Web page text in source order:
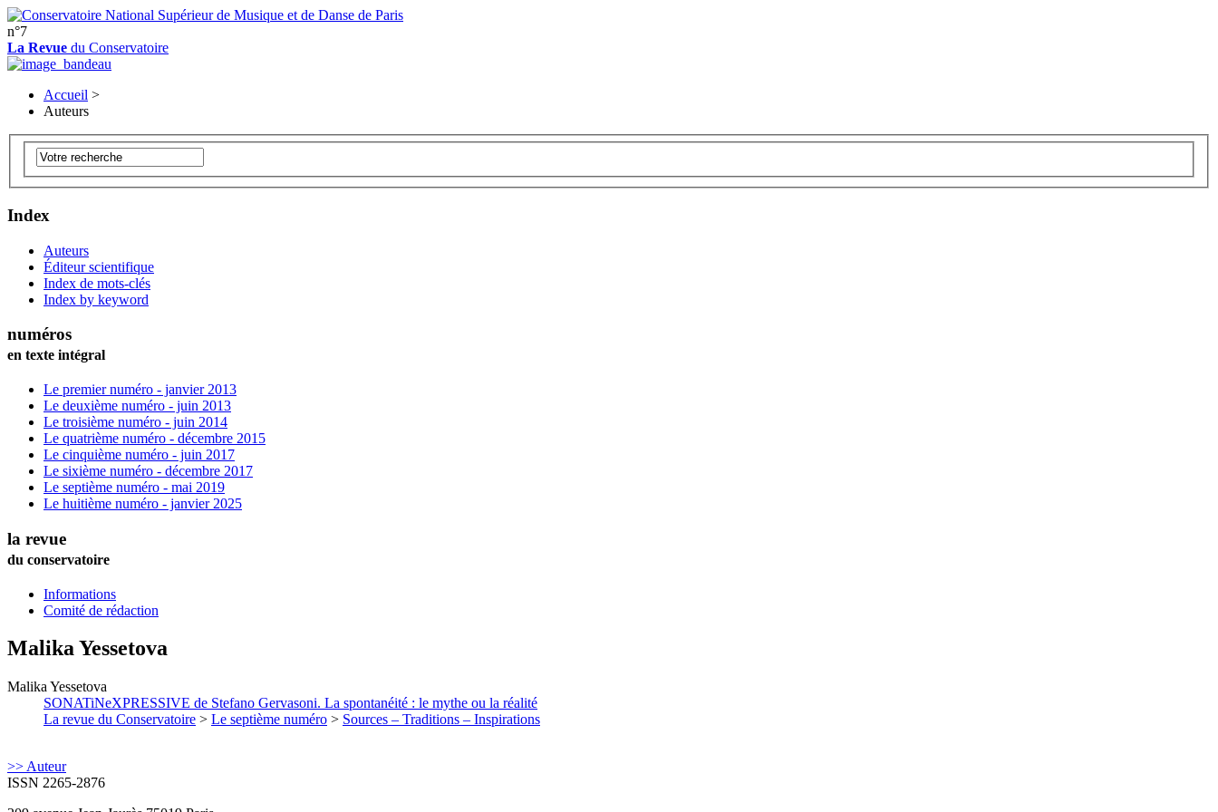
n°7
La Revue du Conservatoire
Accueil >
Auteurs
Index
Auteurs
Éditeur scientifique
Index de mots-clés
Index by keyword
numéros
en texte intégral
Le premier numéro - janvier 2013
Le deuxième numéro - juin 2013
Le troisième numéro - juin 2014
Le quatrième numéro - décembre 2015
Le cinquième numéro - juin 2017
Le sixième numéro - décembre 2017
Le septième numéro - mai 2019
Le huitième numéro - janvier 2025
la revue
du conservatoire
Informations
Comité de rédaction
MalikaYessetova
Malika Yessetova
SONATiNeXPRESSIVE de Stefano Gervasoni. La spontanéité : le mythe ou la réalité
La revue du Conservatoire > Le septième numéro > Sources – Traditions – Inspirations
>> Auteur
ISSN 2265-2876